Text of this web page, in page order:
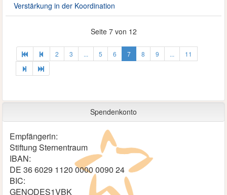
Verstärkung in der Koordination
Seite 7 von 12
2 3 ... 5 6 7 8 9 ... 11
Spendenkonto
Empfängerin:
Stiftung Sternentraum
IBAN:
DE 36 6029 1120 0000 0090 24
BIC:
GENODES1VBK